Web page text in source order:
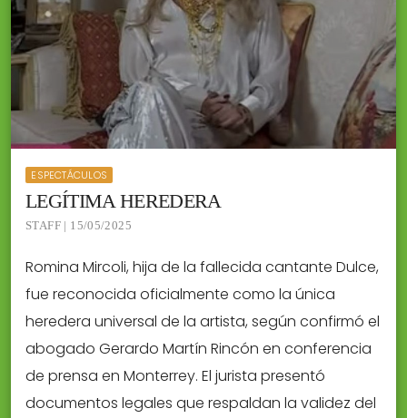
ESPECTÁCULOS
LEGÍTIMA HEREDERA
STAFF | 15/05/2025
Romina Mircoli, hija de la fallecida cantante Dulce,
fue reconocida oficialmente como la única
heredera universal de la artista, según confirmó el
abogado Gerardo Martín Rincón en conferencia
de prensa en Monterrey. El jurista presentó
documentos legales que respaldan la validez del